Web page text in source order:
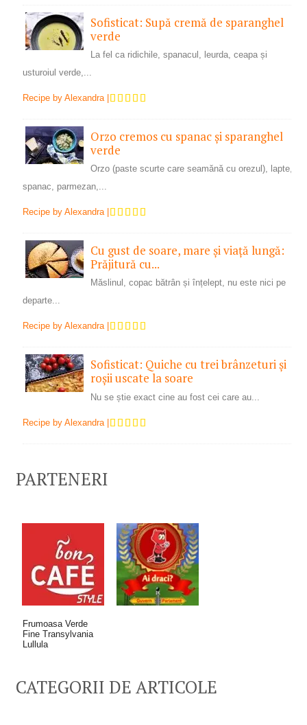
Sofisticat: Supă cremă de sparanghel
verde
La fel ca ridichile, spanacul, leurda, ceapa și
usturoiul verde,...
Recipe by Alexandra|
Orzo cremos cu spanac și sparanghel
verde
Orzo (paste scurte care seamănă cu orezul), lapte,
spanac, parmezan,...
Recipe by Alexandra|
Cu gust de soare, mare și viață lungă:
Prăjitură cu...
Măslinul, copac bătrân și înțelept, nu este nici pe
departe...
Recipe by Alexandra|
Sofisticat: Quiche cu trei brânzeturi și
roșii uscate la soare
Nu se știe exact cine au fost cei care au...
Recipe by Alexandra|
PARTENERI
Frumoasa Verde
Fine Transylvania
Lullula
CATEGORII DE ARTICOLE